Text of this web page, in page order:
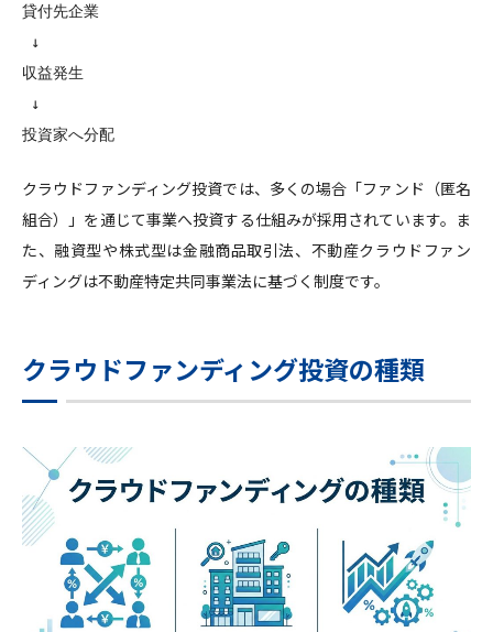
貸付先企業
↓
収益発生
↓
投資家へ分配
クラウドファンディング投資では、多くの場合「ファンド（匿名
組合）」を通じて事業へ投資する仕組みが採用されています。ま
た、融資型や株式型は金融商品取引法、不動産クラウドファン
ディングは不動産特定共同事業法に基づく制度です。
クラウドファンディング投資の種類